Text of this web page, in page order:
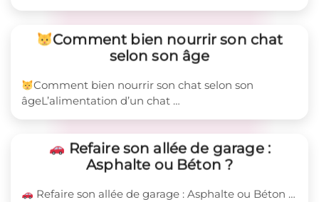
Comment bien nourrir son chat
selon son âge
Comment bien nourrir son chat selon son
âgeL’alimentation d’un chat …
Refaire son allée de garage :
Asphalte ou Béton ?
Refaire son allée de garage : Asphalte ou Béton …